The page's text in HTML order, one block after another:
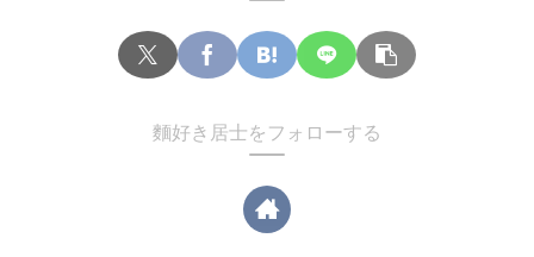
麵好き居士をフォローする